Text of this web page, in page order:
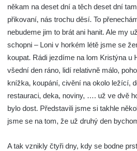
někam na deset dní a těch deset dní
přikovaní, nás trochu děsí. To
nebudeme jim to brát ani hanit. Ale my
schopni – Loni v horkém létě jsme se
koupat. Rádi jezdíme na lom Kristýna u
všední den ráno, lidí relativně málo,
knížka, koupání, civění na okolo ležící,
restauraci, deka, noviny, …. už ve dvě
bylo dost. Představili jsme si takhle
jsme se na tom, že už druhý den
A tak vznikly čtyři dny, kdy se bodne